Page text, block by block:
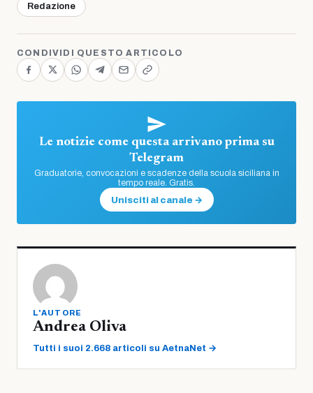
Redazione
CONDIVIDI QUESTO ARTICOLO
Le notizie come questa arrivano prima su
Telegram
Graduatorie, convocazioni e scadenze della scuola siciliana in
tempo reale. Gratis.
Unisciti al canale →
L'AUTORE
Andrea Oliva
Tutti i suoi 2.668 articoli su AetnaNet →